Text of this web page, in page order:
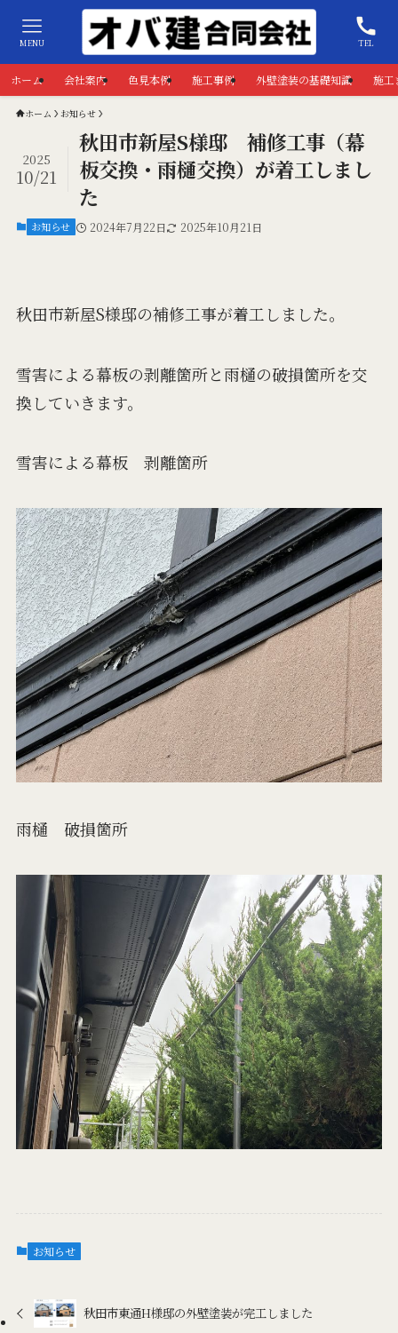
TEL
MENU
ホーム 会社案内 色見本例 施工事例 外壁塗装の基礎知識 施工
ホーム お知らせ
秋田市新屋S様邸 補修工事（幕
板交換・雨樋交換）が着工しまし
た
2025
10/21
お知らせ 2024年7月22日 2025年10月21日
秋田市新屋S様邸の補修工事が着工しました。
雪害による幕板の剥離箇所と雨樋の破損箇所を交
換していきます。
雪害による幕板 剥離箇所
雨樋 破損箇所
お知らせ
秋田市東通H様邸の外壁塗装が完工しました